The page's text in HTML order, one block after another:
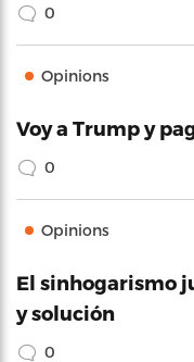
0
Opinions
Voy a Trump y
0
Opinions
El sinhogarismo
y solución
0